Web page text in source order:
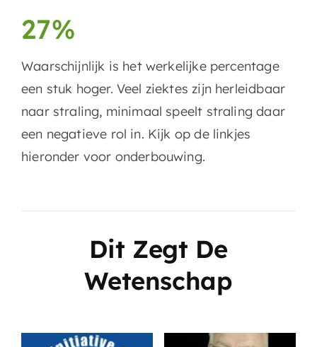
27%
Waarschijnlijk is het werkelijke percentage
een stuk hoger. Veel ziektes zijn herleidbaar
naar straling, minimaal speelt straling daar
een negatieve rol in. Kijk op de linkjes
hieronder voor onderbouwing.
Dit Zegt De
Wetenschap